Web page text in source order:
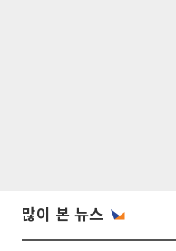
많이 본 뉴스